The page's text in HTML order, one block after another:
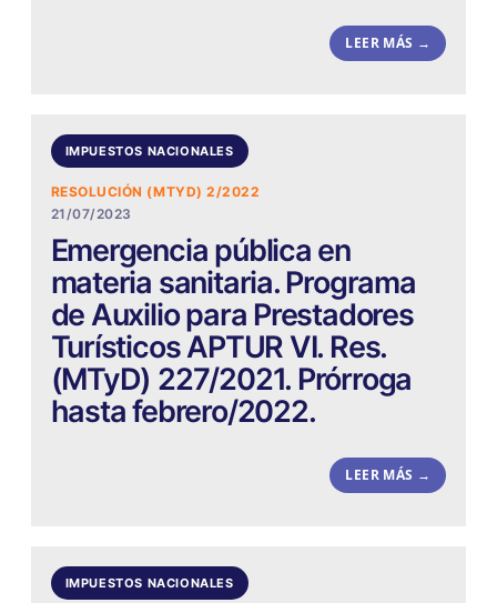
LEER MÁS →
IMPUESTOS NACIONALES
RESOLUCIÓN (MTYD) 2/2022
21/07/2023
Emergencia pública en
materia sanitaria. Programa
de Auxilio para Prestadores
Turísticos APTUR VI. Res.
(MTyD) 227/2021. Prórroga
hasta febrero/2022.
LEER MÁS →
IMPUESTOS NACIONALES